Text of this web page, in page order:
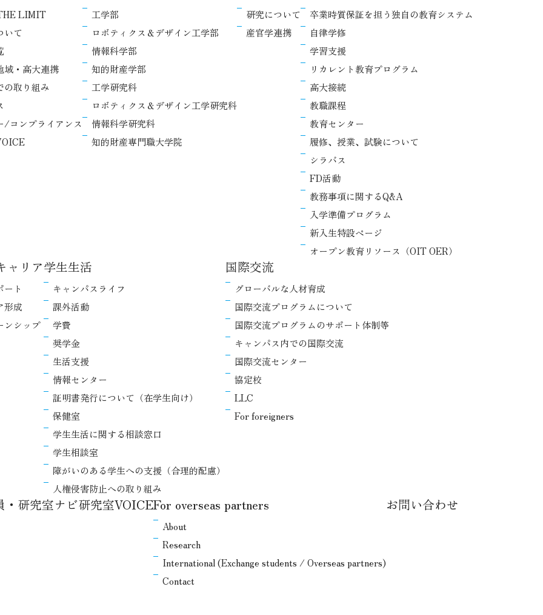
LIMIT
いて
域・高大連携
の取り組み
/コンプライアンス
工学部
ロボティクス＆デザイン工学部
情報科学部
知的財産学部
工学研究科
ロボティクス＆デザイン工学研究科
情報科学研究科
知的財産専門職大学院
研究について
産官学連携
卒業時質保証を担う独自の教育システム
自律学修
学習支援
リカレント教育プログラム
高大接続
教職課程
教育センター
履修、授業、試験について
シラバス
FD活動
教務事項に関するQ&A
入学準備プログラム
新入生特設ページ
オープン教育リソース（OIT OER）
ャリア
ート
形成
ンシップ
学生生活
キャンパスライフ
課外活動
学費
奨学金
生活支援
情報センター
証明書発行について（在学生向け）
保健室
学生生活に関する相談窓口
学生相談室
障がいのある学生への支援（合理的配慮）
人権侵害防止への取り組み
国際交流
グローバルな人材育成
国際交流プログラムについて
国際交流プログラムのサポート体制等
キャンパス内での国際交流
国際交流センター
協定校
LLC
For foreigners
研究室ナビ研究室VOICEFor overseas partners
About
Research
International (Exchange students / Overseas partners)
Contact
お問い合わせ